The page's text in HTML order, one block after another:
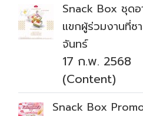
Snack Box ชุด
แขกผู้ร่วมงานที่ซ
จันทร์
17 ก.พ. 2568
(Content)
Snack Box